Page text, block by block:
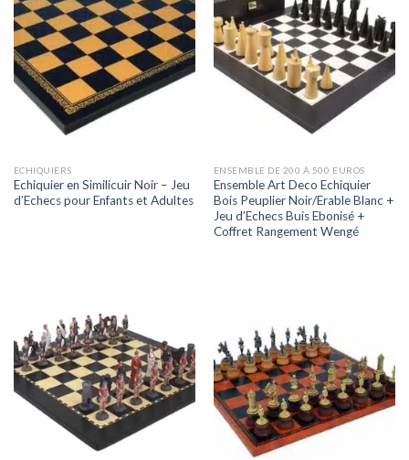
ECHIQUIERS
Echiquier en Similicuir Noir – Jeu
d’Echecs pour Enfants et Adultes
ENSEMBLE DE 200 À 500 EUROS
Ensemble Art Deco Echiquier
Bois Peuplier Noir/Erable Blanc +
Jeu d’Echecs Buis Ebonisé +
Coffret Rangement Wengé